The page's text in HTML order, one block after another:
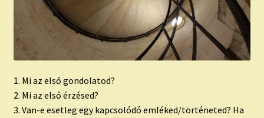
1. Mi az első gondolatod?
2. Mi az első érzésed?
3. Van-e esetleg egy kapcsolódó emléked/történeted? Ha